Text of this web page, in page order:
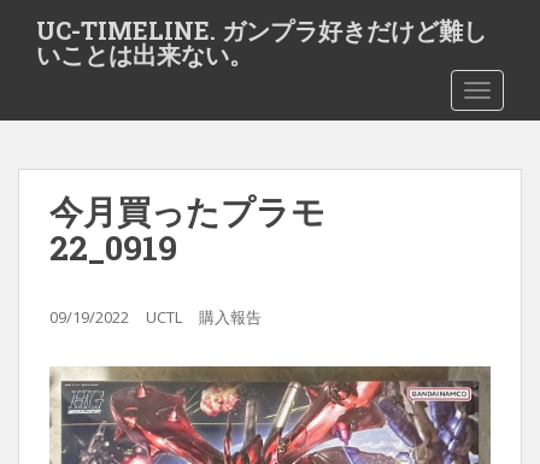
t
UC-TIMELINE. ガンプラ好きだけど難し
いことは出来ない。
今月買ったプラモ
22_0919
09/19/2022 UCTL 購入報告